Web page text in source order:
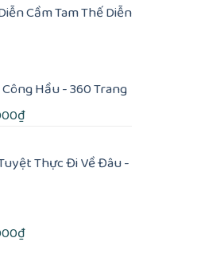
450,000₫.
Cầm Tam Thế Diễn
Hầu - 360 Trang
₫Giá
tạiThực Đi Về Đâu -
₫Giá